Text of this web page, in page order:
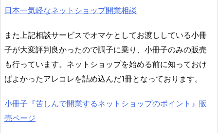
日本一気軽なネットショップ開業相談
また上記相談サービスでオマケとしてお渡ししている小冊
子が大変評判良かったので調子に乗り、小冊子のみの販売
も行っています。ネットショップを始める前に知っておけ
ばよかったアレコレを詰め込んだ1冊となっております。
小冊子『苦しんで開業するネットショップのポイント』販
売ページ